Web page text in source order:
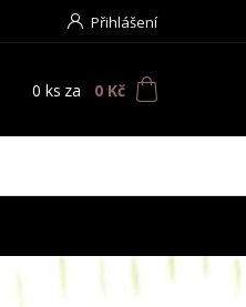
Přihlášení
0 ks za 0 Kč